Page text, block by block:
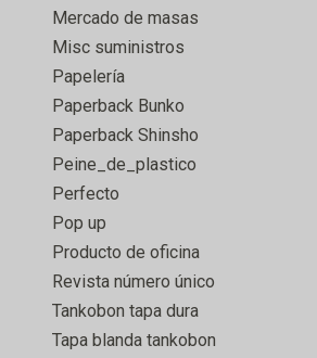
Mercado de masas
Misc suministros
Papelería
Paperback Bunko
Paperback Shinsho
Peine_de_plastico
Perfecto
Pop up
Producto de oficina
Revista número único
Tankobon tapa dura
Tapa blanda tankobon